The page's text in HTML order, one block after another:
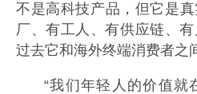
不是高科技产品，但它是
厂、有工人、有供应链、
过去它和海外终端消费者之
“我们年轻人的价值就